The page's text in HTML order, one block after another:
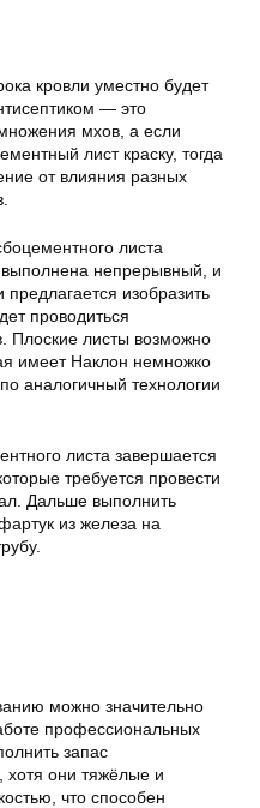
кровли уместно будет
— это
мхов, а если
лист краску, тогда
от влияния разных
листа
непрерывный, и
изобразить
проводиться
Плоские листы возможно
имеет Наклон немножко
аналогичный технологии
листа завершается
требуется провести
Дальше выполнить
из железа на
можно значительно
профессиональных
запас
хотя они тяжёлые и
что способен